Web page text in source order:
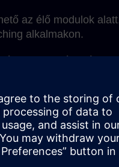
az élő modulok
alkalmakon.
integrálhatók a
tempódhoz.